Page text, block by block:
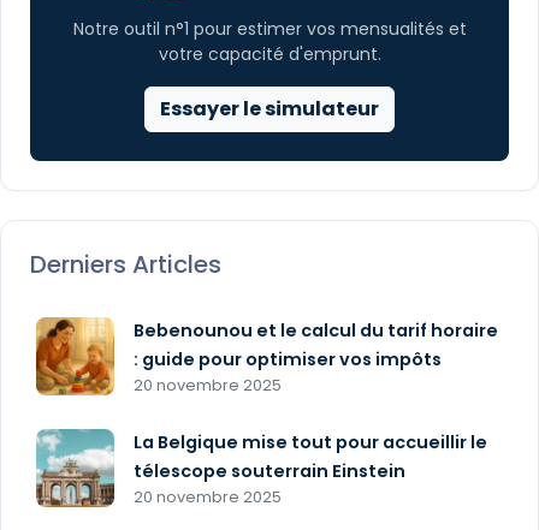
Notre outil n°1 pour estimer vos mensualités et
votre capacité d'emprunt.
Essayer le simulateur
Derniers Articles
Bebenounou et le calcul du tarif horaire
: guide pour optimiser vos impôts
20 novembre 2025
La Belgique mise tout pour accueillir le
télescope souterrain Einstein
20 novembre 2025